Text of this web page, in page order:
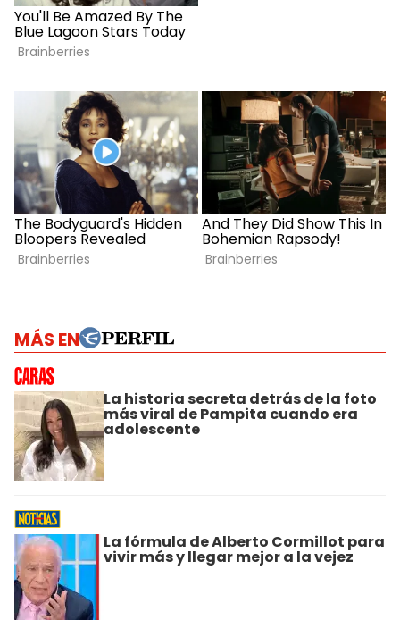
MÁS EN
La historia secreta detrás de la foto
más viral de Pampita cuando era
adolescente
La fórmula de Alberto Cormillot para
vivir más y llegar mejor a la vejez